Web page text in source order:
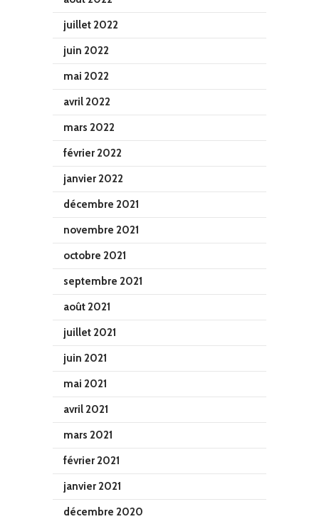
juillet 2022
juin 2022
mai 2022
avril 2022
mars 2022
février 2022
janvier 2022
décembre 2021
novembre 2021
octobre 2021
septembre 2021
août 2021
juillet 2021
juin 2021
mai 2021
avril 2021
mars 2021
février 2021
janvier 2021
décembre 2020